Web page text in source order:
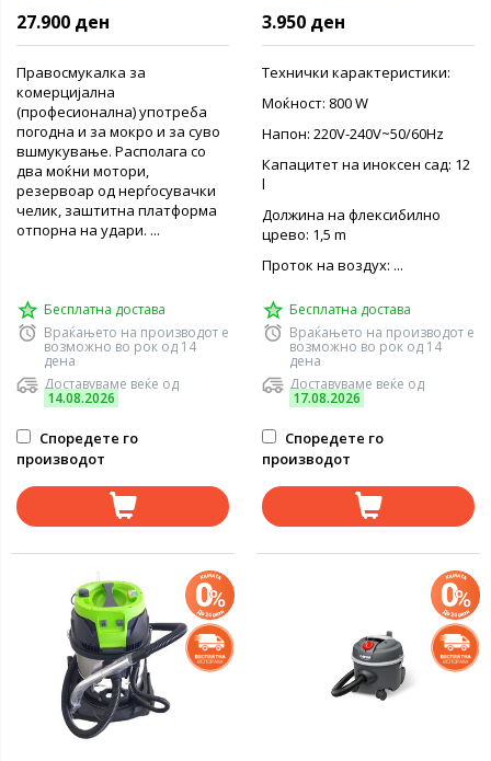
27.900 ден
Правосмукалка за
комерцијална
(професионална) употреба
погодна и за мокро и за суво
вшмукување. Располага со
два моќни мотори,
резервоар од нерѓосувачки
челик, заштитна платформа
отпорна на удари. ...
Бесплатна достава
Враќањето на производот е
возможно во рок од 14
дена
Доставуваме веќе од
14.08.2026
Споредете го
производот
3.950 ден
Технички карактеристики:
Моќност: 800 W
Напон: 220V-240V~50/60Hz
Капацитет на иноксен сад: 12
l
Должина на флексибилно
црево: 1,5 m
Проток на воздух: ...
Бесплатна достава
Враќањето на производот е
возможно во рок од 14
дена
Доставуваме веќе од
17.08.2026
Споредете го
производот